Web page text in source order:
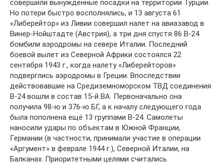
совершили вынужденные посадки на территории Турции.
Но потери быстро восполнялись, и 13 августа 61
«Либерейтор» из Ливии совершил налет на авиазавод в
Винер-Нойштадте (Австрия), а три дня спустя 86 В-24
бомбили аэродромы на севере Италии. Последний
боевой вылет из Северной Африки состоялся 22
сентября 1943 г., когда налету «Либерейторов»
подверглись аэродромы в Греции. Впоследствии
действовавшие на Средиземноморском ТВД соединения
В-24 вошли в состав 15-й ВА. Первоначально она
получила 98-ю и 376-ю БГ, а к началу следующего года
была пополнена ещё 13 группами В-24. Самолеты
наносили удары по объектам в Южной Франции,
Германии (в частности, принимали участие в операции
«Аргумент» в феврале 1944 г.), Северной Италии, на
Балканах. Приоритетными целями считались